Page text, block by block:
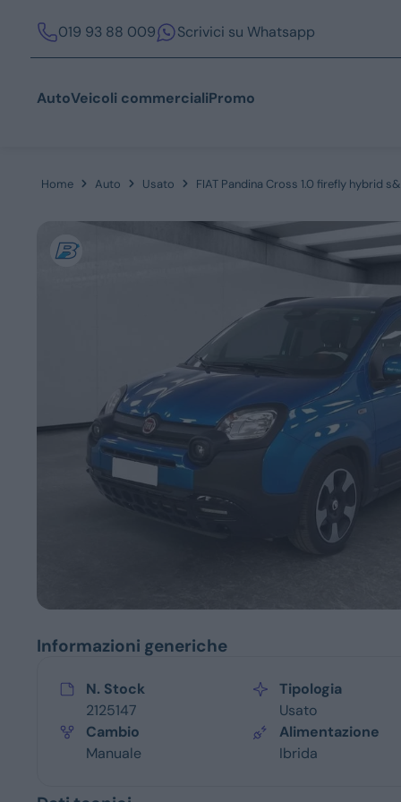
019 93 88 009 Scrivici su Whatsapp
AutoVeicoli commercialiPromo
Acquista
Servizi
Home Auto Usato FIAT Pandina Cross 1.0 firefly hybrid
Informazioni generiche
N. Stock
2125147
Tipologia
Usato
Cambio
Manuale
Alimentazione
Ibrida